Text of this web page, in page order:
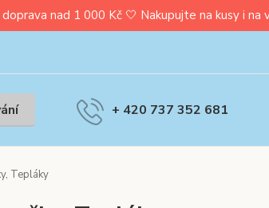
nad 1 000 Kč 🤍 Nakupujte na kusy i na
+ 420 737 352 681
Tepláky